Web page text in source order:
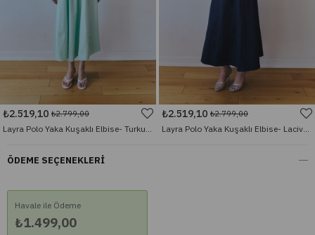
₺2.519,10 ₺2.799,00 ₺2.519,10 ₺2.799,00
ÖDEME SEÇENEKLERI
Havale ile Ödeme
₺1.499,00